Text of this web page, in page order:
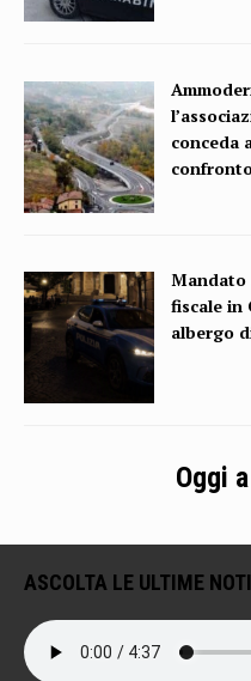
conceda
Mandato
fiscale in
albergo
Oggi
ASCOLTA LE ULTIME